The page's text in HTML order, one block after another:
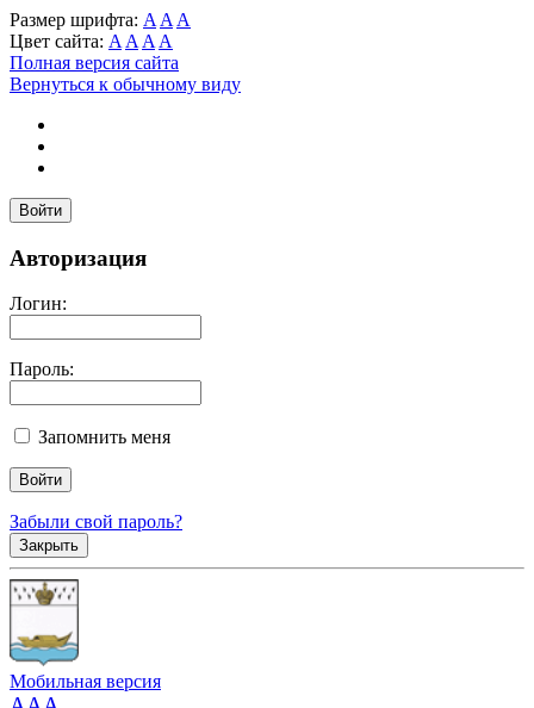
Размер шрифта: A A A
Цвет сайта: A A A A
Полная версия сайта
Вернуться к обычному виду
Войти
Авторизация
Логин:
Пароль:
Запомнить меня
Забыли свой пароль?
Закрыть
Мобильная версия